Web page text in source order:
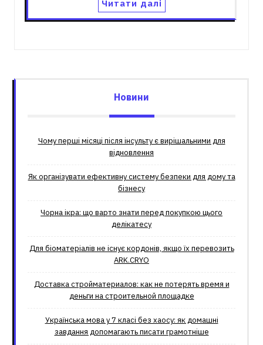
Читати далі
Новини
Чому перші місяці після інсульту є вирішальними для
відновлення
Як організувати ефективну систему безпеки для дому та
бізнесу
Чорна ікра: що варто знати перед покупкою цього
делікатесу
Для біоматеріалів не існує кордонів, якщо їх перевозить
ARK.CRYO
Доставка стройматериалов: как не потерять время и
деньги на строительной площадке
Українська мова у 7 класі без хаосу: як домашні
завдання допомагають писати грамотніше